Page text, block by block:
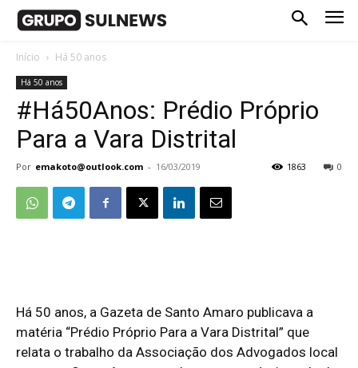
Início Há 50 anos
Há 50 anos
#Há50Anos: Prédio Próprio
Para a Vara Distrital
Por emakoto@outlook.com - 16/03/2019 0
1863
Há 50 anos, a Gazeta de Santo Amaro publicava a
matéria “Prédio Próprio Para a Vara Distrital” que
relata o trabalho da Associação dos Advogados local